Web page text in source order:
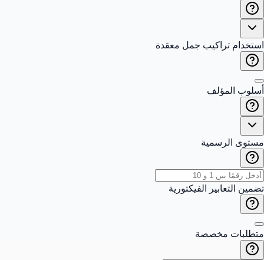
استخدام تراكيب جمل معقدة
أسلوب المؤلف
مستوى الرسمية
تضمين التعابير الفيكتورية
متطلبات مخصصة